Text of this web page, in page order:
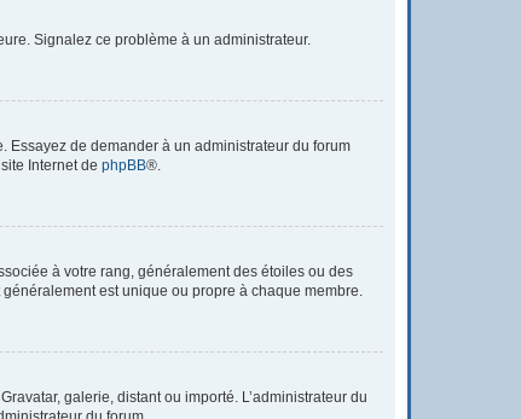
Signalez ce problème à un administrateur.
Essayez de demander à un administrateur du forum
Internet de phpBB®.
à votre rang, généralement des étoiles ou des
est unique ou propre à chaque membre.
galerie, distant ou importé. L’administrateur du